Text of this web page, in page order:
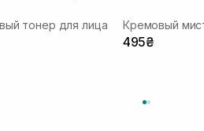
тонер для лица Кремовый
495₴